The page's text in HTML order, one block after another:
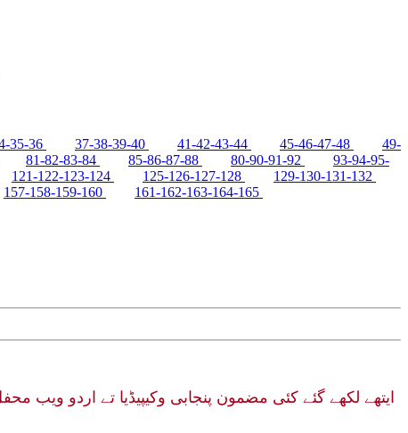
35-36 37-38-39-40 41-42-43-44 45-46-47-48
49-
81-82-83-84 85-86-87-88 80-90-91-92
93-94-95-
121-122-123-124 125-126-127-128
129-130-131-132
157-158-159-160 161-162-163-164-165
ایتھے لکھے گئے کئی مضمون پنجابی وکیپیڈیا تے اردو ویب